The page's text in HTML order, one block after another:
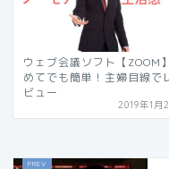
ウェブ会議ソフト【ZOOM
めてでも簡単！主婦目線で
ビュー
2019年1月